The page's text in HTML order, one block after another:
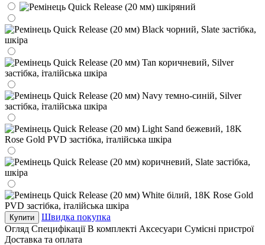
Купити
Швидка покупка
Огляд Специфікації В комплекті Аксесуари Сумісні пристрої
Доставка та оплата